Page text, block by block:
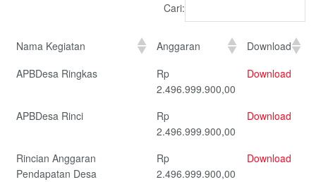
Cari:
Nama Kegiatan Anggaran
Download
APBDesa Ringkas
Rp
2.496.999.900,00
Download
APBDesa Rinci
Rp
2.496.999.900,00
Download
Rincian Anggaran
Pendapatan Desa
Rp
2.496.999.900,00
Download